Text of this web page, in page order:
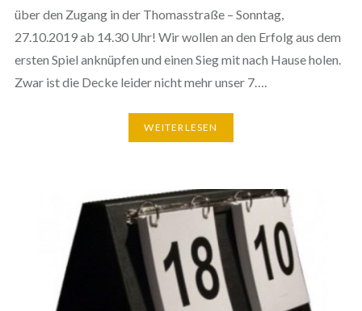
über den Zugang in der Thomasstraße – Sonntag,
27.10.2019 ab 14.30 Uhr! Wir wollen an den Erfolg aus dem
ersten Spiel anknüpfen und einen Sieg mit nach Hause holen.
Zwar ist die Decke leider nicht mehr unser 7….
WEITERLESEN